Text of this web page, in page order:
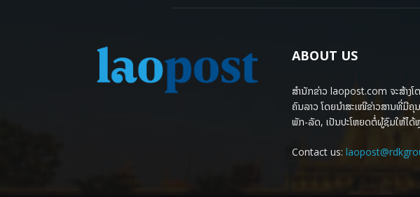
ABOUT US
ສຳນັກຂ່າວ laopost.com ຈະສ້າງໂ
ຄົນລາວ ໂດຍນຳສະເໜີຂ່າວສານທີ່ມີຄຸ
ພັກ-ລັດ, ເປັນປະໂຫຍດຕໍ່ຜູ້ຊົມໃຫ້ໄດ້
Contact us: